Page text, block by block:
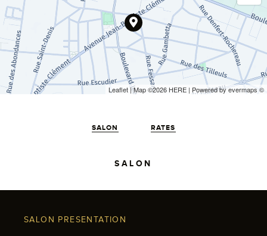
Leaflet| Map ©2026 HERE | Powered by evermaps ©
SALON RATES
SALON
SALON PRESENTATION